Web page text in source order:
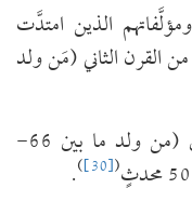
الذين امتدَّت
القرن الثاني (مَن ولد
: خاص بصغار التابعين (من ولد ما بين 66-
(
[30]
)
.